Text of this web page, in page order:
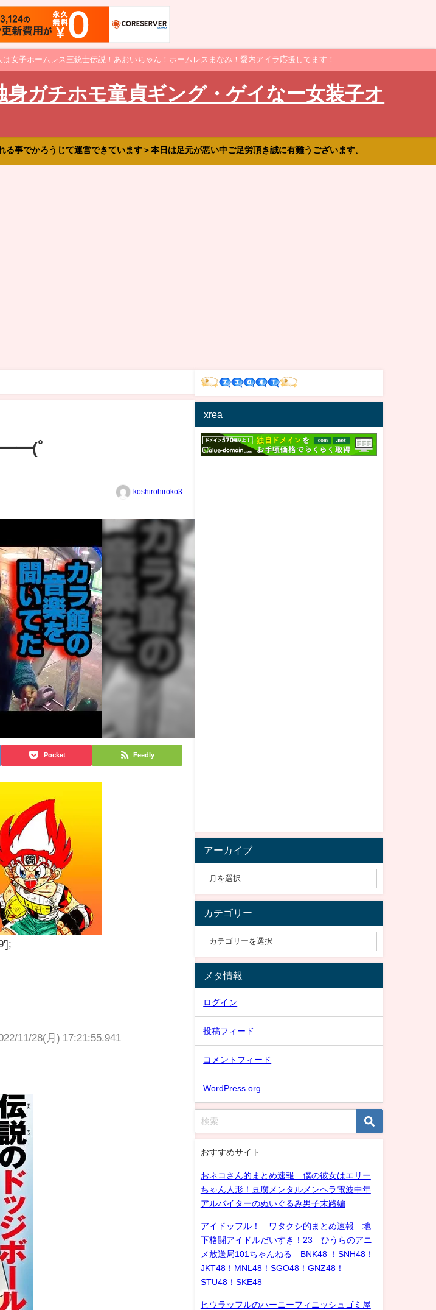
女子ホームレス三銃士伝説！あおいちゃん！ホームレスまなみ！愛内アイラ応援してます！
ガチホモ童貞ギング・ゲイなー女装子オ
事でかろうじて運営できています＞本日は足元が悪い中ご足労頂き誠に有難うございます。
ﾟ
koshirohiroko3
Pocket Feedly
11/28(月) 17:21:55.941
xrea
アーカイブ
カテゴリー
メタ情報
ログイン
投稿フィード
コメントフィード
WordPress.org
おすすめサイト
おネコさん的まとめ速報 僕の彼女はエリー
ちゃん人形！豆腐メンタルメンヘラ電波中年
アルバイターのぬいぐるみ男子末路編
アイドッフル！ ワタクシ的まとめ速報 地
下格闘アイドルだいすき！23 ひうらのアニ
メ放送局101ちゃんねる BNK48 ！SNH48！
JKT48！MNL48！SGO48！GNZ48！
STU48！SKE48
ヒウラッフルのハーニーフィニッシュゴミ屋